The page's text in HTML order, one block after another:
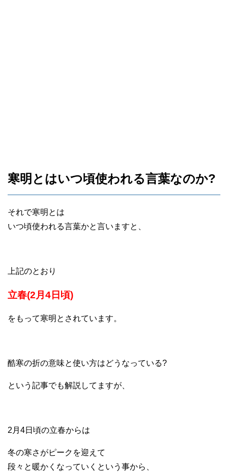
寒明とはいつ頃使われる言葉なのか?
それで寒明とは
いつ頃使われる言葉かと言いますと、
上記のとおり
立春(2月4日頃)
をもって寒明とされています。
酷寒の折の意味と使い方はどうなっている?
という記事でも解説してますが、
2月4日頃の立春からは
冬の寒さがピークを迎えて
段々と暖かくなっていくという事から、